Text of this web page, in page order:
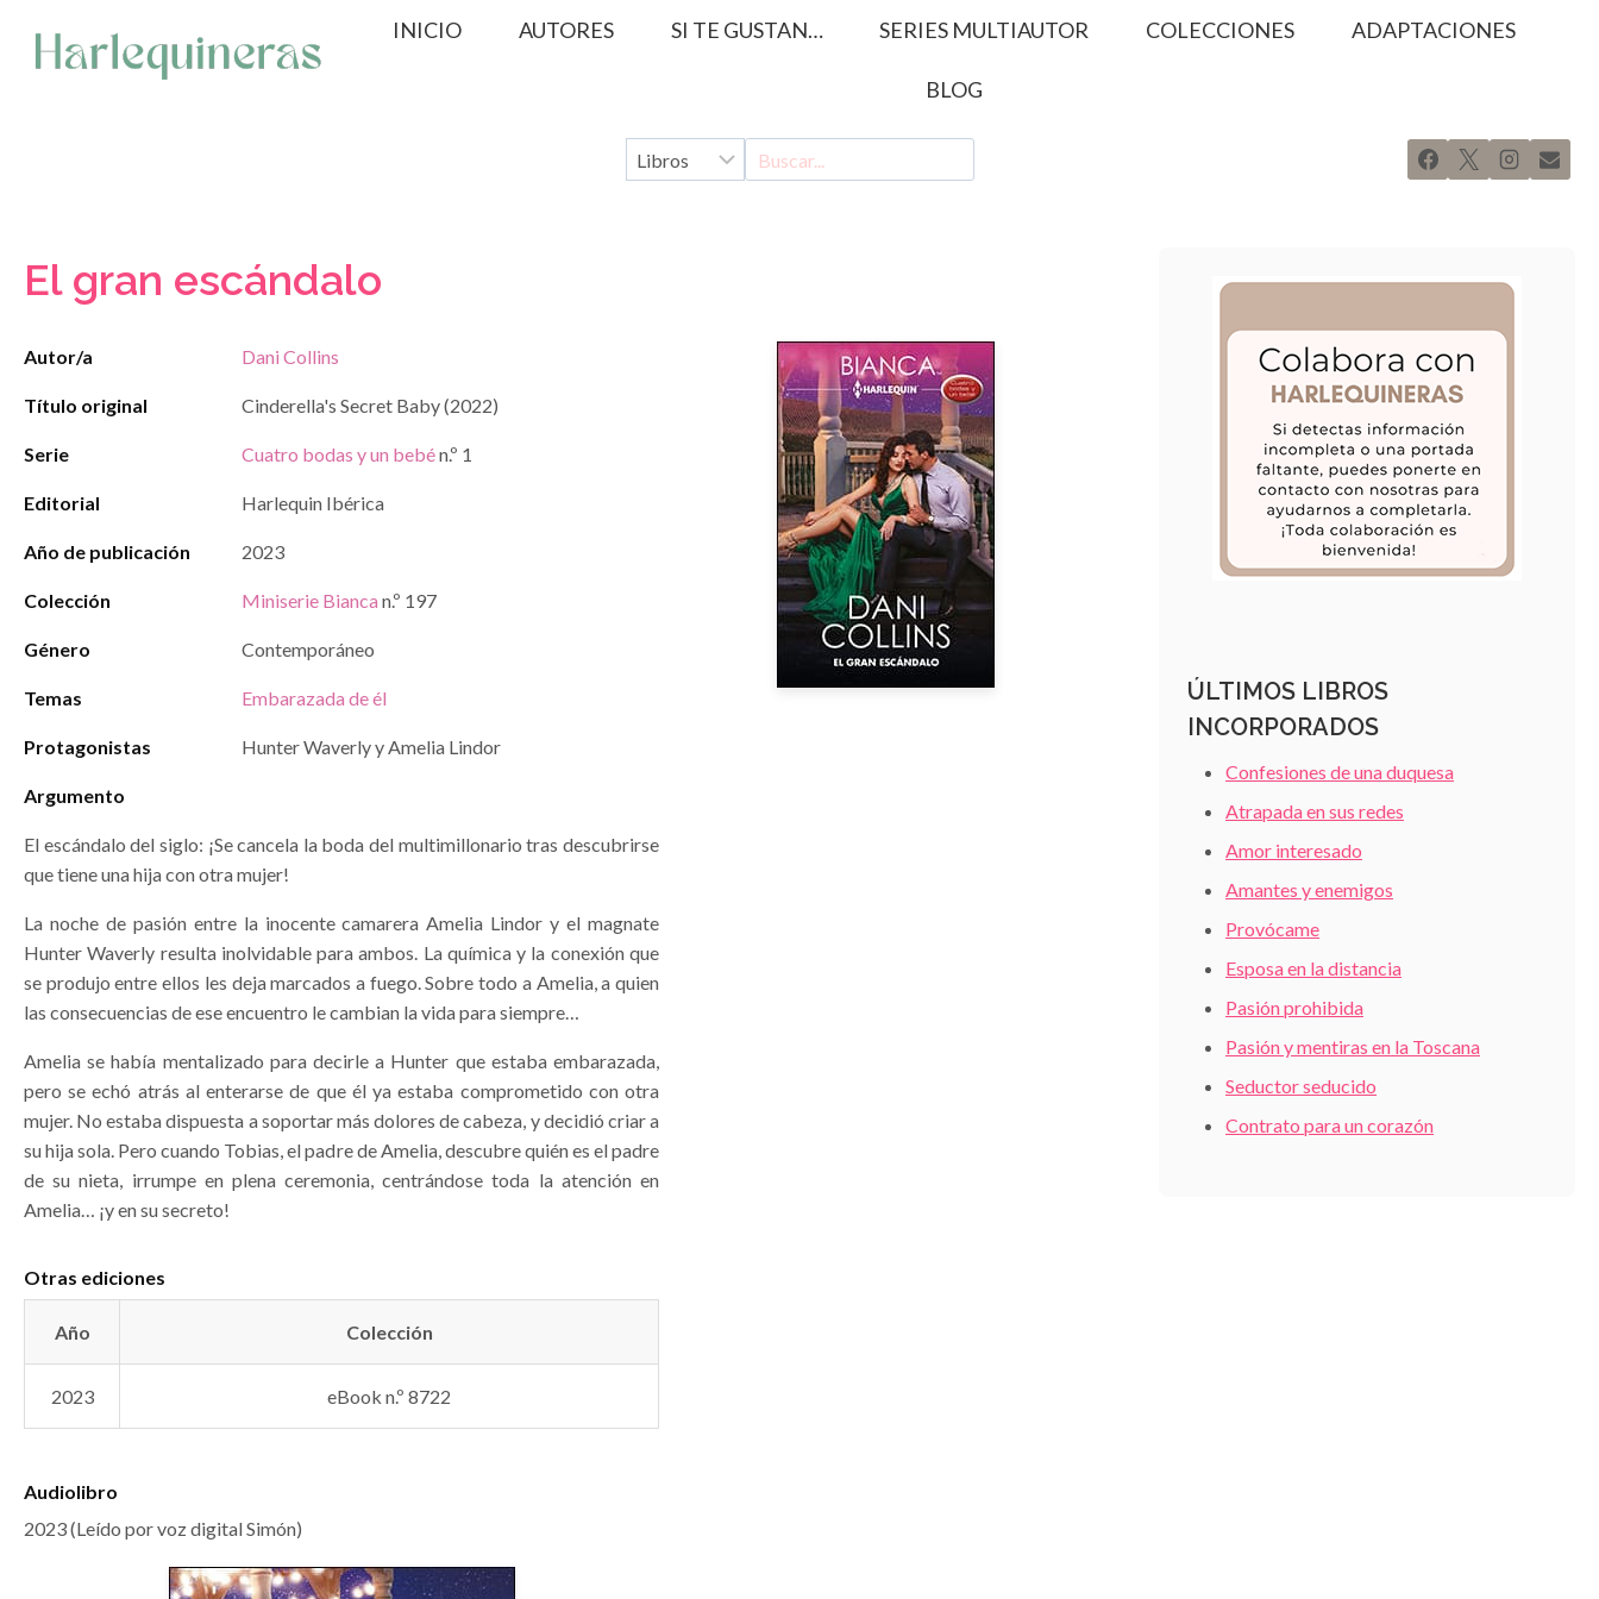
contenido
INICIO AUTORES SI TE GUSTAN… SERIES MULTIAUTOR COLECCIONES ADAPTACIONES
BLOG
El gran escándalo
Autor/a Dani Collins
Título original Cinderella's Secret Baby (2022)
Serie Cuatro bodas y un bebén.º 1
Editorial Harlequin Ibérica
Año de publicación 2023
Colección Miniserie Bianca n.º 197
Género Contemporáneo
Temas Embarazada de él
Protagonistas Hunter Waverly y Amelia Lindor
Argumento
El escándalo del siglo: ¡Se cancela la boda del multimillonario tras descubrirse
que tiene una hija con otra mujer!
La noche de pasión entre la inocente camarera Amelia Lindor y el magnate
Hunter Waverly resulta inolvidable para ambos. La química y la conexión que
se produjo entre ellos les deja marcados a fuego. Sobre todo a Amelia, a quien
las consecuencias de ese encuentro le cambian la vida para siempre…
Amelia se había mentalizado para decirle a Hunter que estaba embarazada,
pero se echó atrás al enterarse de que él ya estaba comprometido con otra
mujer. No estaba dispuesta a soportar más dolores de cabeza, y decidió criar a
su hija sola. Pero cuando Tobias, el padre de Amelia, descubre quién es el padre
de su nieta, irrumpe en plena ceremonia, centrándose toda la atención en
Amelia… ¡y en su secreto!
Otras ediciones
Año Colección
2023 eBook n.º 8722
Audiolibro
2023 (Leído por voz digital Simón)
ÚLTIMOS LIBROS
INCORPORADOS
Confesiones de una duquesa
Atrapada en sus redes
Amor interesado
Amantes y enemigos
Provócame
Esposa en la distancia
Pasión prohibida
Pasión y mentiras en la Toscana
Seductor seducido
Contrato para un corazón